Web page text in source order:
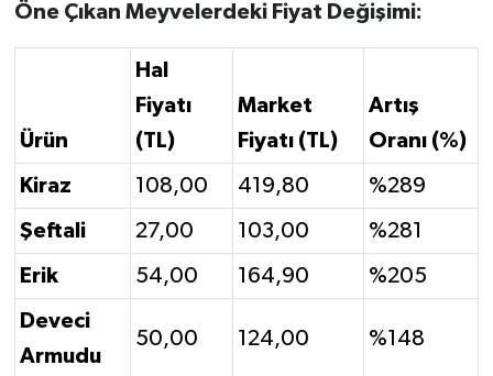
Öne Çıkan Meyvelerdeki Fiyat Değişimi:
Ürün
Hal
Fiyatı
(TL)
Market
Fiyatı (TL)
Artış
Oranı (%)
Kiraz 108,00 419,80 %289
Şeftali 27,00 103,00 %281
Erik 54,00 164,90 %205
Deveci
Armudu
50,00 124,00 %148